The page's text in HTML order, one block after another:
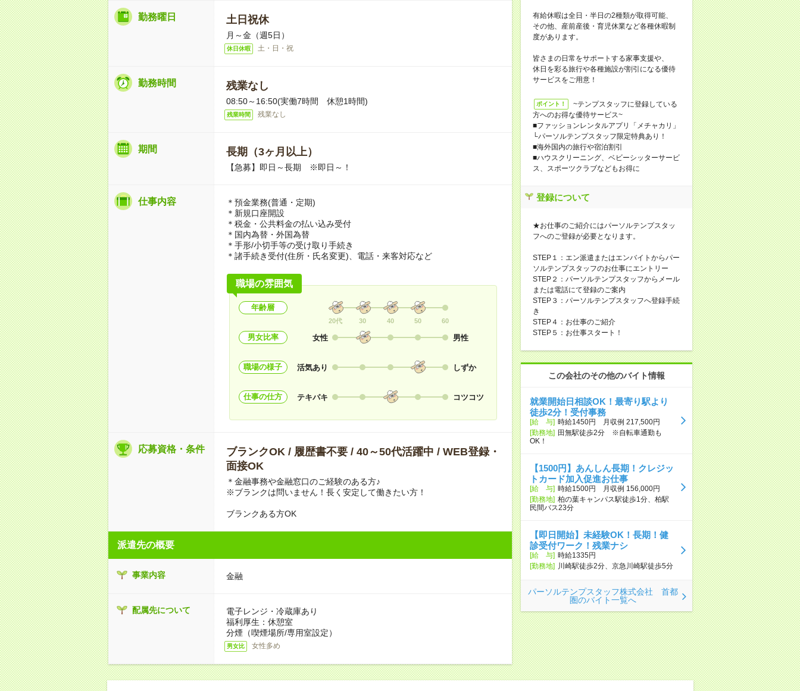
勤務曜日 土日祝休
月～金（週5日）
休日休暇 土・日・祝
勤務時間 残業なし
08:50～16:50(実働7時間 休憩1時間)
残業時間 残業なし
期間 長期（3ヶ月以上）
【急募】即日～長期 ※即日～！
仕事内容
＊預金業務(普通・定期)
＊新規口座開設
＊税金・公共料金の払い込み受付
＊国内為替・外国為替
＊手形/小切手等の受け取り手続き
＊諸手続き受付(住所・氏名変更)、電話・来客対応など
職場の雰囲気
年齢層
20代 30 40 50 60
男女比率 女性 男性
職場の様子 活気あり しずか
仕事の仕方 テキパキ コツコツ
応募資格・条件
ブランクOK / 履歴書不要 / 40～50代活躍中 / WEB登録・
面接OK
＊金融事務や金融窓口のご経験のある方♪
※ブランクは問いません！長く安定して働きたい方！
ブランクある方OK
派遣先の概要
事業内容 金融
配属先について
電子レンジ・冷蔵庫あり
福利厚生：休憩室
分煙（喫煙場所/専用室設定）
男女比 女性多め
有給休暇は全日・半日の2種類が取得可能、
その他、産前産後・育児休業など各種休暇制
度があります。
皆さまの日常をサポートする家事支援や、
休日を彩る旅行や各種施設が割引になる優待
サービスをご用意！
ポイント！
~テンプスタッフに登録している
方へのお得な優待サービス~
■ファッションレンタルアプリ「メチャカリ」
└パーソルテンプスタッフ限定特典あり！
■海外国内の旅行や宿泊割引
■ハウスクリーニング、ベビーシッターサービ
ス、スポーツクラブなどもお得に
登録について
★お仕事のご紹介にはパーソルテンプスタッ
フへのご登録が必要となります。
STEP１：エン派遣またはエンバイトからパー
ソルテンプスタッフのお仕事にエントリー
STEP２：パーソルテンプスタッフからメール
または電話にて登録のご案内
STEP３：パーソルテンプスタッフへ登録手続
き
STEP４：お仕事のご紹介
STEP５：お仕事スタート！
この会社のその他のバイト情報
就業開始日相談OK！最寄り駅より
徒歩2分！受付事務
[給 与] 時給1450円 月収例 217,500円
[勤務地] 田無駅徒歩2分 ※自転車通勤も
OK！
【1500円】あんしん長期！クレジッ
トカード加入促進お仕事
[給 与] 時給1500円 月収例 156,000円
[勤務地] 柏の葉キャンパス駅徒歩1分、柏駅
民間バス23分
【即日開始】未経験OK！長期！健
診受付ワーク！残業ナシ
[給 与] 時給1335円
[勤務地] 川崎駅徒歩2分、京急川崎駅徒歩5分
パーソルテンプスタッフ株式会社 首都
圏のバイト一覧へ